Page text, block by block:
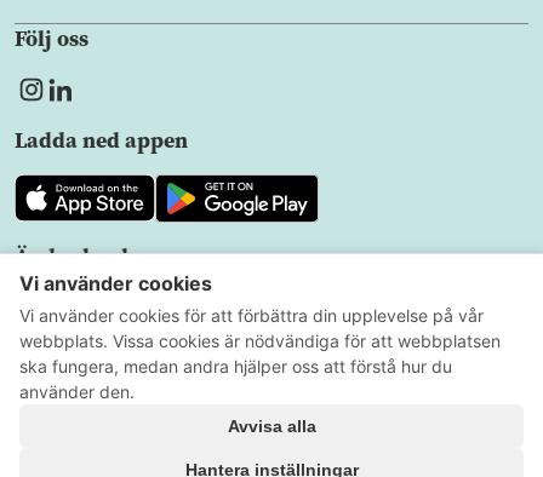
Följ oss
Ladda ned appen
Ändra land
SV
Användarvillkor